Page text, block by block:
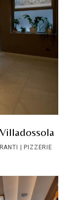
| PIZZERIE